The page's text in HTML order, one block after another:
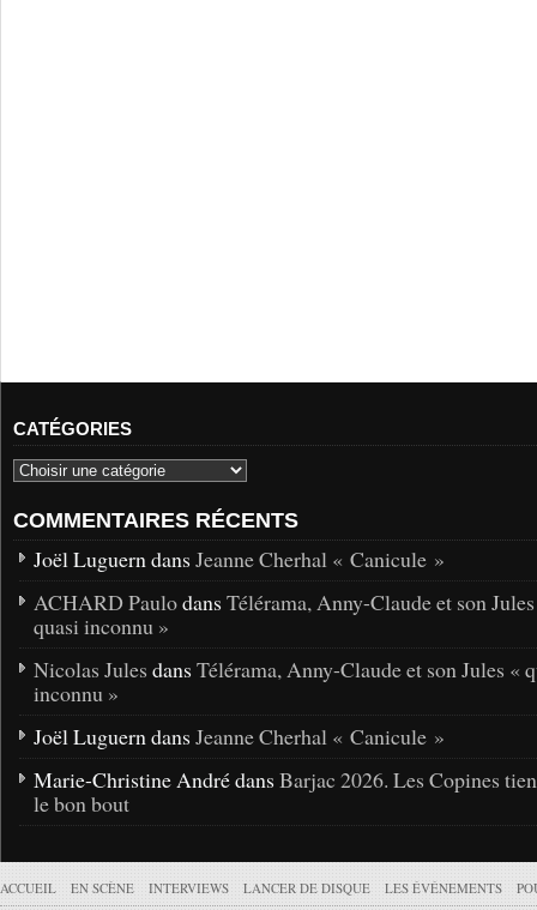
CATÉGORIES
COMMENTAIRES RÉCENTS
Joël Luguern dans Jeanne Cherhal « Canicule »
ACHARD Paulodans Télérama, Anny-Claude et son
quasi inconnu »
Nicolas Jules dans Télérama, Anny-Claude et son Jules «
inconnu »
Joël Luguern dans Jeanne Cherhal « Canicule »
Marie-Christine André dans Barjac 2026. Les Copines
le bon bout
ACCUEIL EN SCÈNE INTERVIEWS LANCER DE DISQUE LES ÉVÉNEMENTS